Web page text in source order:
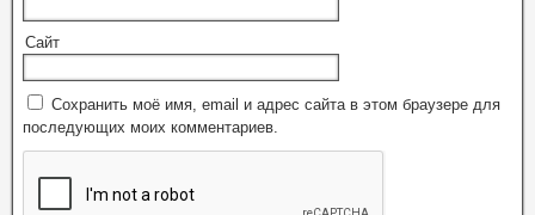
Сайт
Сохранить моё имя, email и адрес сайта в этом браузере для
последующих моих комментариев.